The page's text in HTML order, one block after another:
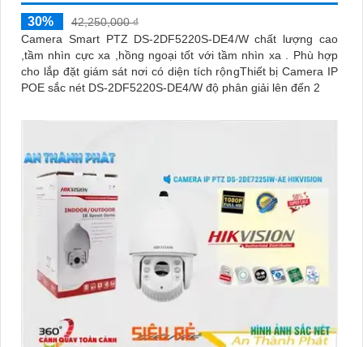
30%
42,250,000 ₫
Camera Smart PTZ DS-2DF5220S-DE4/W chất lượng cao
,tầm nhìn cực xa ,hồng ngoại tốt với tầm nhìn xa . Phù hợp
cho lắp đặt giám sát nơi có diện tích rộngThiết bị Camera IP
POE sắc nét DS-2DF5220S-DE4/W độ phân giải lên đến 2